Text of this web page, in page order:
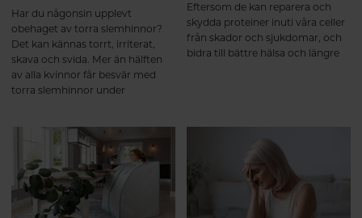
Har du någonsin upplevt
obehaget av torra slemhinnor?
Det kan kännas torrt, irriterat,
skava och svida. Mer än hälften
av alla kvinnor får besvär med
torra slemhinnor under
experter uppskattar att cirka fem
procent av befolkningen lider av
torra ögon. Havtornsbär rika på
omega-7 kan återfukta torra
slemhinnor och lindra besvären.
Eftersom de kan reparera och
skydda proteiner inuti våra celler
från skador och sjukdomar, och
bidra till bättre hälsa och längre